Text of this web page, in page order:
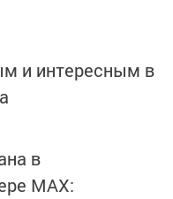
и интересным в
в
MАХ: